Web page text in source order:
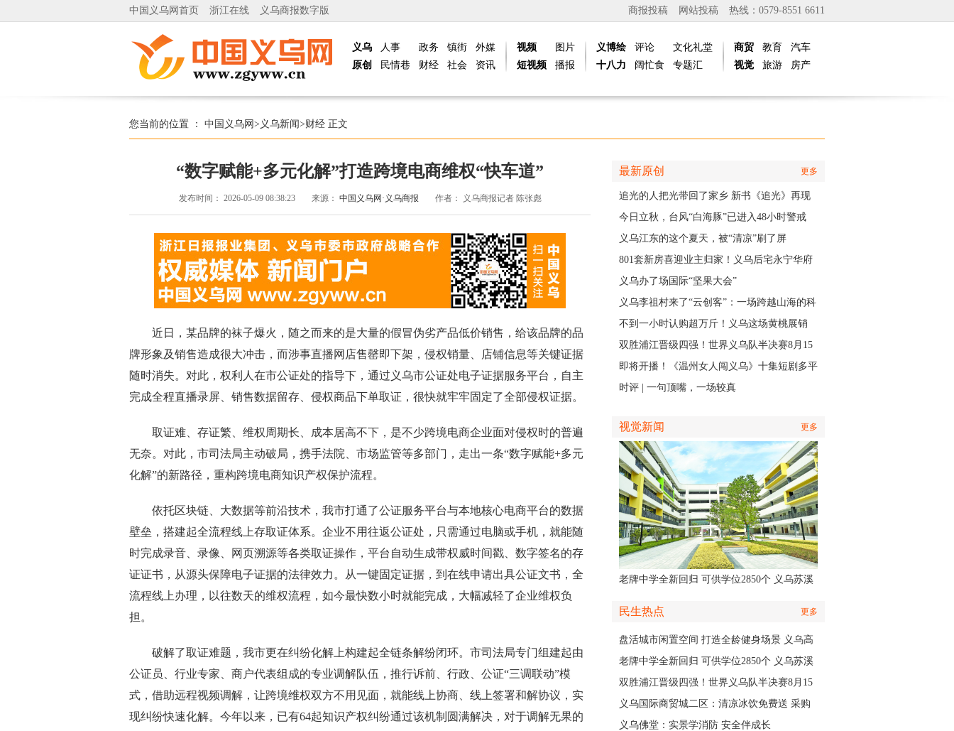
中国义乌网首页 浙江在线 义乌商报数字版 热线：0579-8551 6611
网站投稿
商报投稿
义乌
原创
人事
民情巷
政务
财经
镇街
社会
外媒
资讯
视频
短视频
图片
播报
义博绘
十八力
评论
阔忙食
文化礼堂
专题汇
商贸
视觉
教育
旅游
汽车
房产
您当前的位置 ： 中国义乌网 > 义乌新闻>财经 正文
“数字赋能+多元化解”打造跨境电商维权“快车道”
发布时间： 2026-05-09 08:38:23 来源： 中国义乌网·义乌商报 作者： 义乌商报记者 陈张彪
近日，某品牌的袜子爆火，随之而来的是大量的假冒伪劣产品低价销售，给该品牌的品
牌形象及销售造成很大冲击，而涉事直播网店售罄即下架，侵权销量、店铺信息等关键证据
随时消失。对此，权利人在市公证处的指导下，通过义乌市公证处电子证据服务平台，自主
完成全程直播录屏、销售数据留存、侵权商品下单取证，很快就牢牢固定了全部侵权证据。
取证难、存证繁、维权周期长、成本居高不下，是不少跨境电商企业面对侵权时的普遍
无奈。对此，市司法局主动破局，携手法院、市场监管等多部门，走出一条“数字赋能+多元
化解”的新路径，重构跨境电商知识产权保护流程。
依托区块链、大数据等前沿技术，我市打通了公证服务平台与本地核心电商平台的数据
壁垒，搭建起全流程线上存取证体系。企业不用往返公证处，只需通过电脑或手机，就能随
时完成录音、录像、网页溯源等各类取证操作，平台自动生成带权威时间戳、数字签名的存
证证书，从源头保障电子证据的法律效力。从一键固定证据，到在线申请出具公证文书，全
流程线上办理，以往数天的维权流程，如今最快数小时就能完成，大幅减轻了企业维权负
担。
破解了取证难题，我市更在纠纷化解上构建起全链条解纷闭环。市司法局专门组建起由
公证员、行业专家、商户代表组成的专业调解队伍，推行诉前、行政、公证“三调联动”模
式，借助远程视频调解，让跨境维权双方不用见面，就能线上协商、线上签署和解协议，实
现纠纷快速化解。今年以来，已有64起知识产权纠纷通过该机制圆满解决，对于调解无果的
最新原创 更多
追光的人把光带回了家乡 新书《追光》再现
义商与一座城的双向奔赴
今日立秋，台风“白海豚”已进入48小时警戒
线，义乌风雨时间、雨量公布
义乌江东的这个夏天，被“清凉”刷了屏
801套新房喜迎业主归家！义乌后宅永宁华府
高层公寓正式启动交付
义乌办了场国际“坚果大会”
义乌李祖村来了“云创客”：一场跨越山海的科
创接力
不到一小时认购超万斤！义乌这场黄桃展销
会“火力全开”
双胜浦江晋级四强！世界义乌队半决赛8月15
日主场开打
即将开播！《温州女人闯义乌》十集短剧多平
台同步上线
时评 | 一句顶嘴，一场较真
视觉新闻 更多
老牌中学全新回归 可供学位2850个 义乌苏溪
民生热点 更多
盘活城市闲置空间 打造全龄健身场景 义乌高
质量落地省级文体民生实事
老牌中学全新回归 可供学位2850个 义乌苏溪
中学9月投用
双胜浦江晋级四强！世界义乌队半决赛8月15
日主场开打
义乌国际商贸城二区：清凉冰饮免费送 采购
商可就近领取
义乌佛堂：实景学消防 安全伴成长